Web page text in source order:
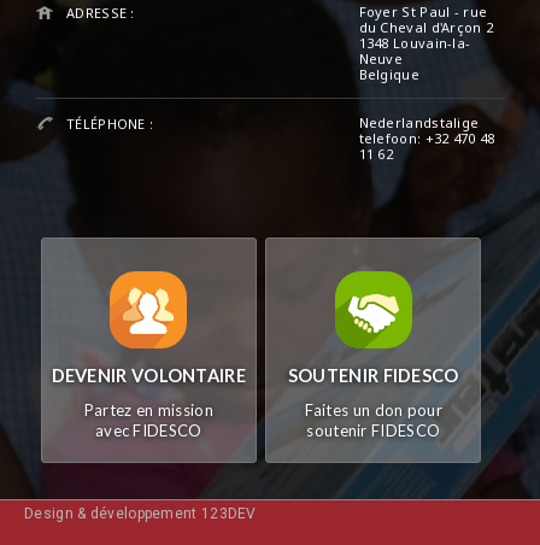
ADRESSE :
Foyer St Paul - rue
du Cheval d'Arçon 2
1348 Louvain-la-
Neuve
Belgique
TÉLÉPHONE :
Nederlandstalige
telefoon: +32 470 48
11 62
DEVENIR VOLONTAIRE
Partez en mission
avec FIDESCO
SOUTENIR FIDESCO
Faites un don pour
soutenir FIDESCO
Design & développement 123DEV